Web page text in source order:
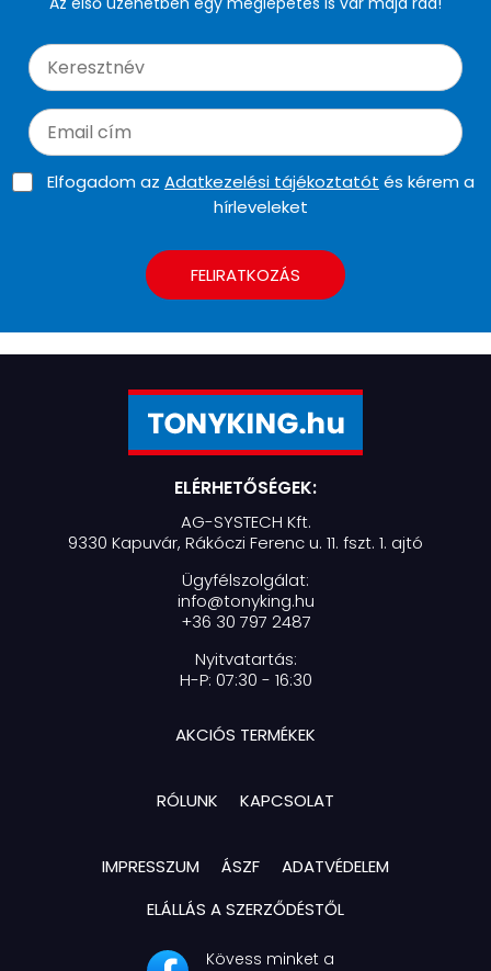
Elfogadom az Adatkezelési tájékoztatót és kérem a
hírleveleket
FELIRATKOZÁS
ELÉRHETŐSÉGEK:
AG-SYSTECH Kft.
9330 Kapuvár, Rákóczi Ferenc u. 11. fszt. 1. ajtó
Ügyfélszolgálat:
info@tonyking.hu
+36 30 797 2487
Nyitvatartás:
H-P: 07:30 - 16:30
AKCIÓS TERMÉKEK
RÓLUNK KAPCSOLAT
IMPRESSZUM ÁSZF
ADATVÉDELEM
ELÁLLÁS A SZERZŐDÉSTŐL
Kövess minket a